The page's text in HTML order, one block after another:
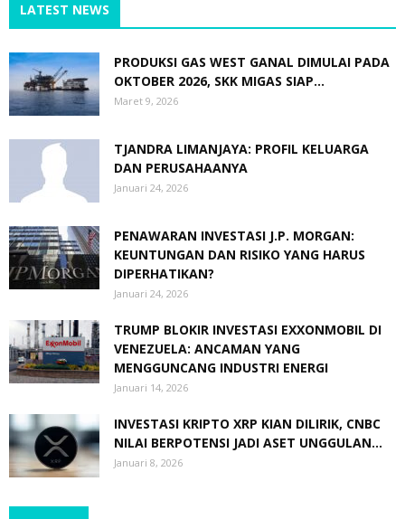
LATEST NEWS
PRODUKSI GAS WEST GANAL DIMULAI PADA
OKTOBER 2026, SKK MIGAS SIAP...
Maret 9, 2026
TJANDRA LIMANJAYA: PROFIL KELUARGA
DAN PERUSAHAANYA
Januari 24, 2026
PENAWARAN INVESTASI J.P. MORGAN:
KEUNTUNGAN DAN RISIKO YANG HARUS
DIPERHATIKAN?
Januari 24, 2026
TRUMP BLOKIR INVESTASI EXXONMOBIL DI
VENEZUELA: ANCAMAN YANG
MENGGUNCANG INDUSTRI ENERGI
Januari 14, 2026
INVESTASI KRIPTO XRP KIAN DILIRIK, CNBC
NILAI BERPOTENSI JADI ASET UNGGULAN...
Januari 8, 2026